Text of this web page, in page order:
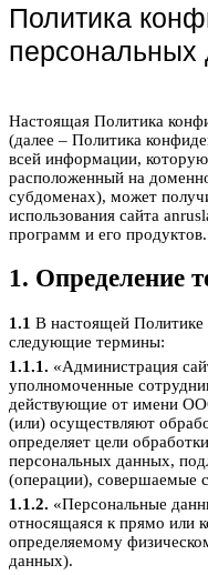
Политика
персональных
Настоящая Политика
(далее – Политика
всей информации,
расположенный на
субдоменах), может
использования сайта
программ и его продуктов.
1. Определение
1.1 В настоящей Политике
следующие термины:
1.1.1. «Администрация
уполномоченные
действующие от имени
(или) осуществляют
определяет цели
персональных данных,
(операции), совершаемые
1.1.2. «Персональные
относящаяся к прямо или
определяемому
данных).